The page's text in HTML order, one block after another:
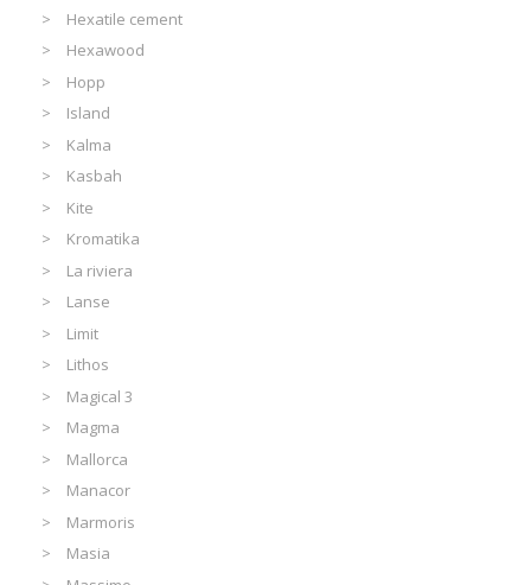
Hexatile cement
Hexawood
Hopp
Island
Kalma
Kasbah
Kite
Kromatika
La riviera
Lanse
Limit
Lithos
Magical 3
Magma
Mallorca
Manacor
Marmoris
Masia